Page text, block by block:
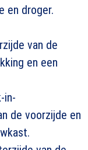
en droger.
van de
en een
in-
de voorzijde en